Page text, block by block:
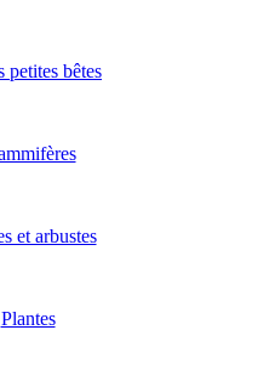
petites bêtes
et arbustes
Plantes